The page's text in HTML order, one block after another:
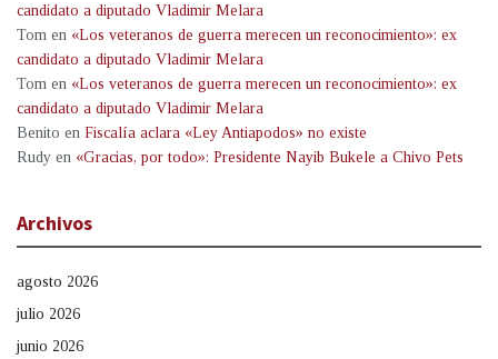
candidato a diputado Vladimir Melara
Tom en «Los veteranos de guerra merecen un reconocimiento»: ex
candidato a diputado Vladimir Melara
Tom en «Los veteranos de guerra merecen un reconocimiento»: ex
candidato a diputado Vladimir Melara
Benito en Fiscalía aclara «Ley Antiapodos» no existe
Rudy en «Gracias, por todo»: Presidente Nayib Bukele a Chivo Pets
Archivos
agosto 2026
julio 2026
junio 2026